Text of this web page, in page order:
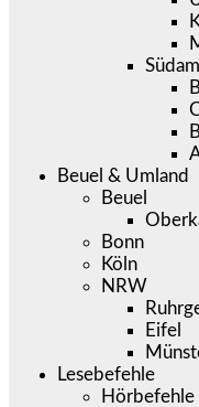
Beuel & Umland
Beuel
Bonn
Köln
NRW
Eifel
Lesebefehle
Hörbefehle